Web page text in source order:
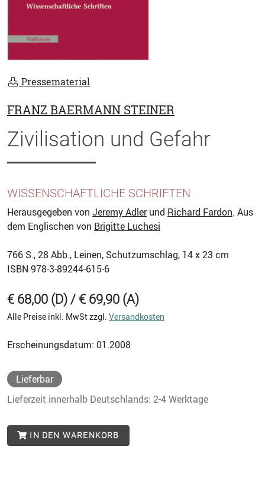
Pressematerial
FRANZ BAERMANN STEINER
Zivilisation und Gefahr
WISSENSCHAFTLICHE SCHRIFTEN
Herausgegeben von Jeremy Adlerund Richard Fardon. Aus
dem Englischen von Brigitte Luchesi
766 S., 28 Abb., Leinen, Schutzumschlag, 14 x 23 cm
ISBN 978-3-89244-615-6
€ 68,00 (D) / € 69,90 (A)
Alle Preise inkl. MwSt zzgl. Versandkosten
Erscheinungsdatum: 01.2008
Lieferbar
Lieferzeit innerhalb Deutschlands: 2-4 Werktage
IN DEN WARENKORB